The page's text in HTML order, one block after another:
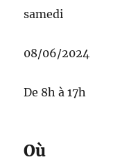
samedi
08/06/2024
De 8h à 17h
Où